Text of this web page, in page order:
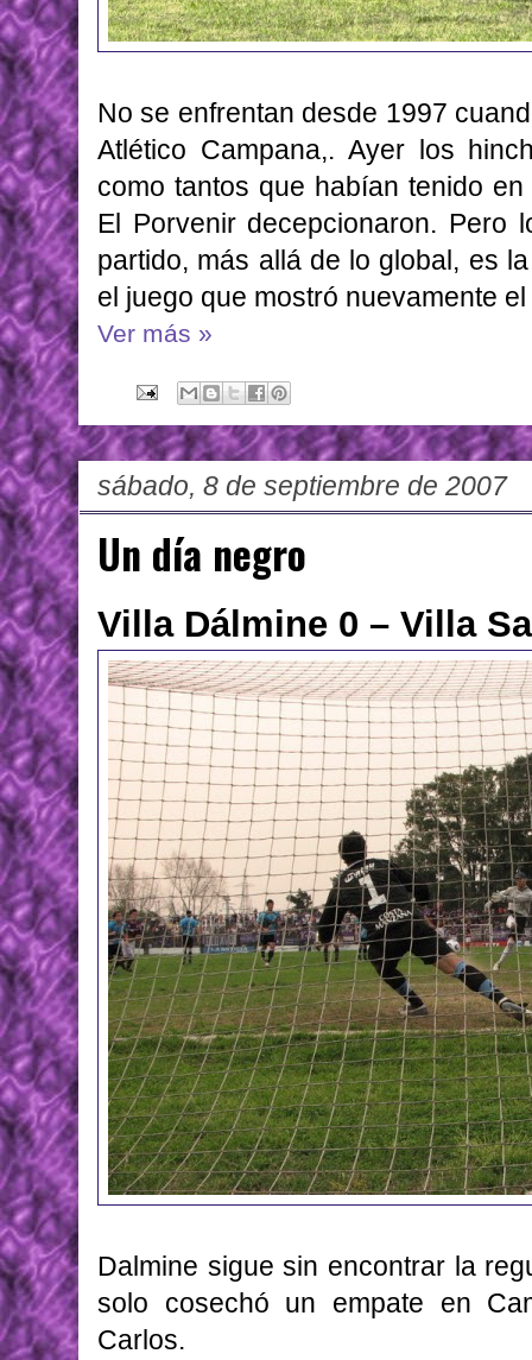
No se enfrentan desde 1997
Atlético Campana,. Ayer los
como tantos que habían tenido
El Porvenir decepcionaron. Pero
partido, más allá de lo global, es
el juego que mostró nuevamente
Ver más »
sábado, 8 de septiembre de 2007
Un día negro
Villa Dálmine 0 – Villa
Dalmine sigue sin encontrar la
solo cosechó un empate en
Carlos.